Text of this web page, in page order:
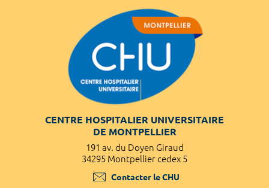
CENTRE HOSPITALIER UNIVERSITAIRE
DE MONTPELLIER
191 av. du Doyen Giraud
34295 Montpellier cedex 5
Contacter le CHU